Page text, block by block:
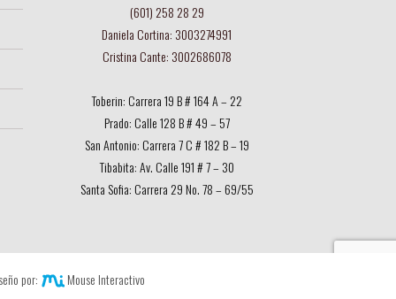
(601) 258 28 29
Daniela Cortina: 3003274991
Cristina Cante: 3002686078
Toberin: Carrera 19 B # 164 A – 22
Prado: Calle 128 B # 49 – 57
San Antonio: Carrera 7 C # 182 B – 19
Tibabita: Av. Calle 191 # 7 – 30
Santa Sofia: Carrera 29 No. 78 – 69/55
por: Mouse Interactivo